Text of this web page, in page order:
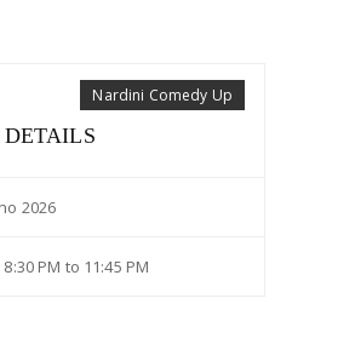
Nardini Comedy Up
2026
PM to 11:45 PM